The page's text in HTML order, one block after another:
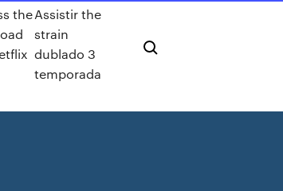
theAssistir the
strain
dublado 3
temporada